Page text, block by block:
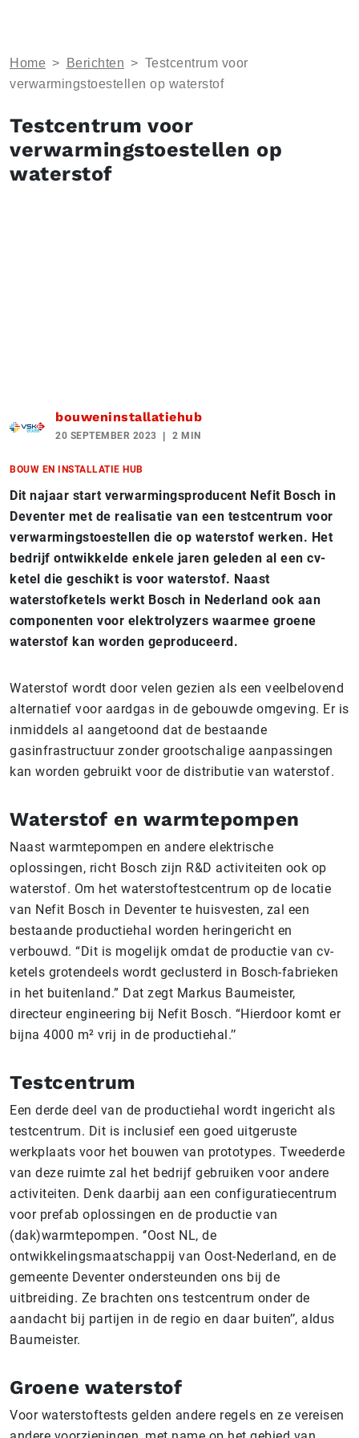
Home > Berichten > Testcentrum voor
verwarmingstoestellen op waterstof
Testcentrum voor
verwarmingstoestellen op
waterstof
bouweninstallatiehub
20 SEPTEMBER 2023 2 MIN
BOUW EN INSTALLATIE HUB
Dit najaar start verwarmingsproducent Nefit Bosch in
Deventer met de realisatie van een testcentrum voor
verwarmingstoestellen die op waterstof werken. Het
bedrijf ontwikkelde enkele jaren geleden al een cv-
ketel die geschikt is voor waterstof. Naast
waterstofketels werkt Bosch in Nederland ook aan
componenten voor elektrolyzers waarmee groene
waterstof kan worden geproduceerd.
Waterstof wordt door velen gezien als een veelbelovend
alternatief voor aardgas in de gebouwde omgeving. Er is
inmiddels al aangetoond dat de bestaande
gasinfrastructuur zonder grootschalige aanpassingen
kan worden gebruikt voor de distributie van waterstof.
Waterstof en warmtepompen
Naast warmtepompen en andere elektrische
oplossingen, richt Bosch zijn R&D activiteiten ook op
waterstof. Om het waterstoftestcentrum op de locatie
van Nefit Bosch in Deventer te huisvesten, zal een
bestaande productiehal worden heringericht en
verbouwd. “Dit is mogelijk omdat de productie van cv-
ketels grotendeels wordt geclusterd in Bosch-fabrieken
in het buitenland.” Dat zegt Markus Baumeister,
directeur engineering bij Nefit Bosch. “Hierdoor komt er
bijna 4000 m² vrij in de productiehal.’’
Testcentrum
Een derde deel van de productiehal wordt ingericht als
testcentrum. Dit is inclusief een goed uitgeruste
werkplaats voor het bouwen van prototypes. Tweederde
van deze ruimte zal het bedrijf gebruiken voor andere
activiteiten. Denk daarbij aan een configuratiecentrum
voor prefab oplossingen en de productie van
(dak)warmtepompen. ‘’Oost NL, de
ontwikkelingsmaatschappij van Oost-Nederland, en de
gemeente Deventer ondersteunden ons bij de
uitbreiding. Ze brachten ons testcentrum onder de
aandacht bij partijen in de regio en daar buiten’’, aldus
Baumeister.
Groene waterstof
Voor waterstoftests gelden andere regels en ze vereisen